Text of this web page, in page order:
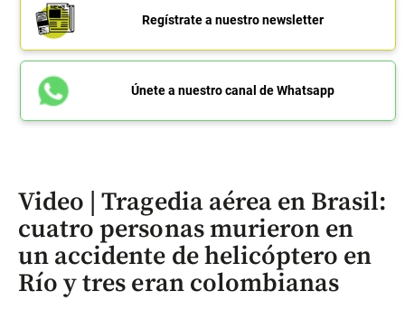
Regístrate a nuestro newsletter
Únete a nuestro canal de Whatsapp
Video | Tragedia aérea en Brasil:
cuatro personas murieron en
un accidente de helicóptero en
Río y tres eran colombianas